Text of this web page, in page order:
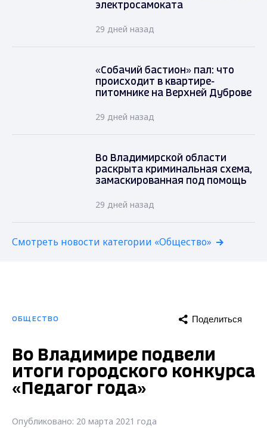
электросамоката
29 дней назад
«Собачий бастион» пал: что
происходит в квартире-
питомнике на Верхней Дуброве
29 дней назад
Во Владимирской области
раскрыта криминальная схема,
замаскированная под помощь
29 дней назад
Смотреть новости категории «Общество»
ОБЩЕСТВО Поделиться
Во Владимире подвели
итоги городского конкурса
«Педагог года»
Опубликовано: 20 марта 2021 года